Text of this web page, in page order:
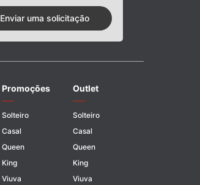
Enviar uma solicitação
Promoções
Solteiro
Casal
Queen
King
Viuva
Outlet
Solteiro
Casal
Queen
King
Viuva